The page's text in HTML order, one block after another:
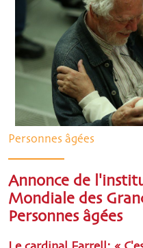
Personnes âgées
Annonce de
Mondiale des
Personnes âgées